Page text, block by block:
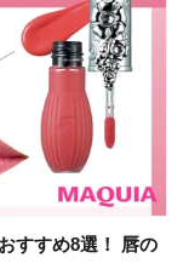
すすめ8選！ 唇の
大人になって開眼
すすめ8選！ 唇の
ングTOP5！＜美
ンキングTOP5！
若く見える・手
キンケア・ヘアケ
「クリアヴェール